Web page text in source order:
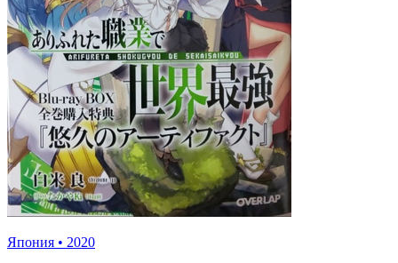
Япония • 2020